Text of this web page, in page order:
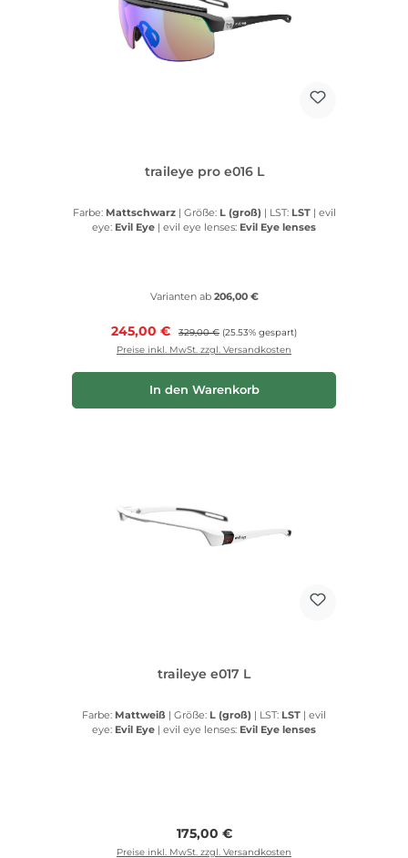
traileye pro e016 L
Farbe: Mattschwarz | Größe: L (groß) | LST: LST |
eye: Evil Eye | evil eye lenses: Evil Eye lenses
Varianten ab206,00 €
Verkaufspreis:
245,00 € Regulärer Preis:
329,00 € (25.53% gespart)
Preise inkl. MwSt. zzgl. Versandkosten
In den Warenkorb
traileye e017 L
Farbe: Mattweiß | Größe: L (groß) | LST: LST |
eye: Evil Eye | evil eye lenses: Evil Eye lenses
Regulärer Preis:
175,00 €
Preise inkl. MwSt. zzgl. Versandkosten